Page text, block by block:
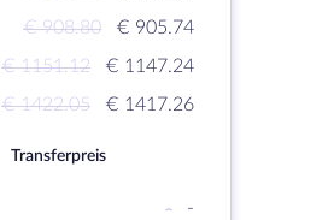
€ 908.80
€ 905.74
€ 1151.12
€ 1147.24
€ 1422.05 € 1417.26
Transferpreis
-
-